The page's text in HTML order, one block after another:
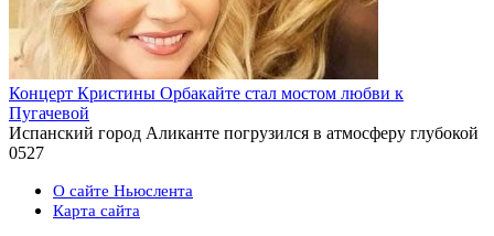
Концерт Кристины Орбакайте стал мостом любви к
Пугачевой
Испанский город Аликанте погрузился в атмосферу глубокой
0527
О сайте Ньюслента
Карта сайта